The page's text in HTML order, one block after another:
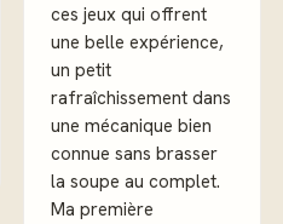
ces jeux qui offrent
une belle expérience,
un petit
rafraîchissement dans
une mécanique bien
connue sans brasser
la soupe au complet.
Ma première